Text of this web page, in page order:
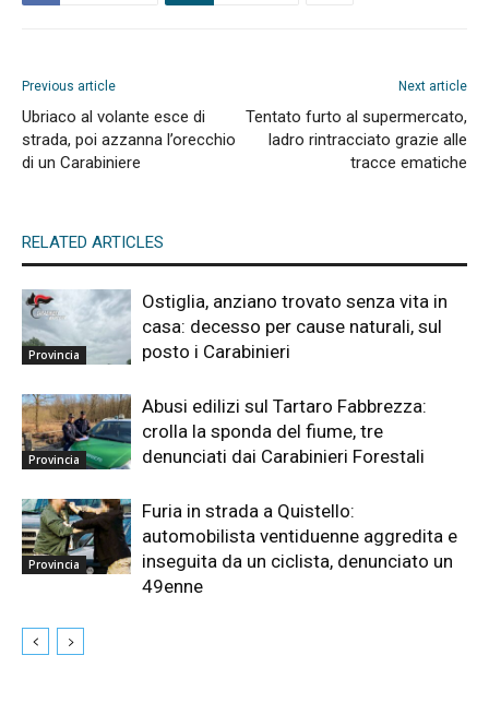
Previous article
Ubriaco al volante esce di
strada, poi azzanna l’orecchio
di un Carabiniere
Next article
Tentato furto al supermercato,
ladro rintracciato grazie alle
tracce ematiche
RELATED ARTICLES
Provincia
Ostiglia, anziano trovato senza vita in
casa: decesso per cause naturali, sul
posto i Carabinieri
Provincia
Abusi edilizi sul Tartaro Fabbrezza:
crolla la sponda del fiume, tre
denunciati dai Carabinieri Forestali
Provincia
Furia in strada a Quistello:
automobilista ventiduenne aggredita e
inseguita da un ciclista, denunciato un
49enne